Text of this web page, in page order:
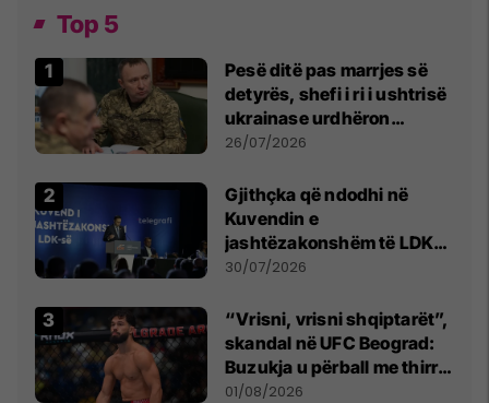
Top 5
Pesë ditë pas marrjes së
detyrës, shefi i ri i ushtrisë
ukrainase urdhëron
kontroll të madh
26/07/2026
Gjithçka që ndodhi në
Kuvendin e
jashtëzakonshëm të LDK-
së
30/07/2026
“Vrisni, vrisni shqiptarët”,
skandal në UFC Beograd:
Buzukja u përball me thirrje
anti-shqiptare nga
01/08/2026